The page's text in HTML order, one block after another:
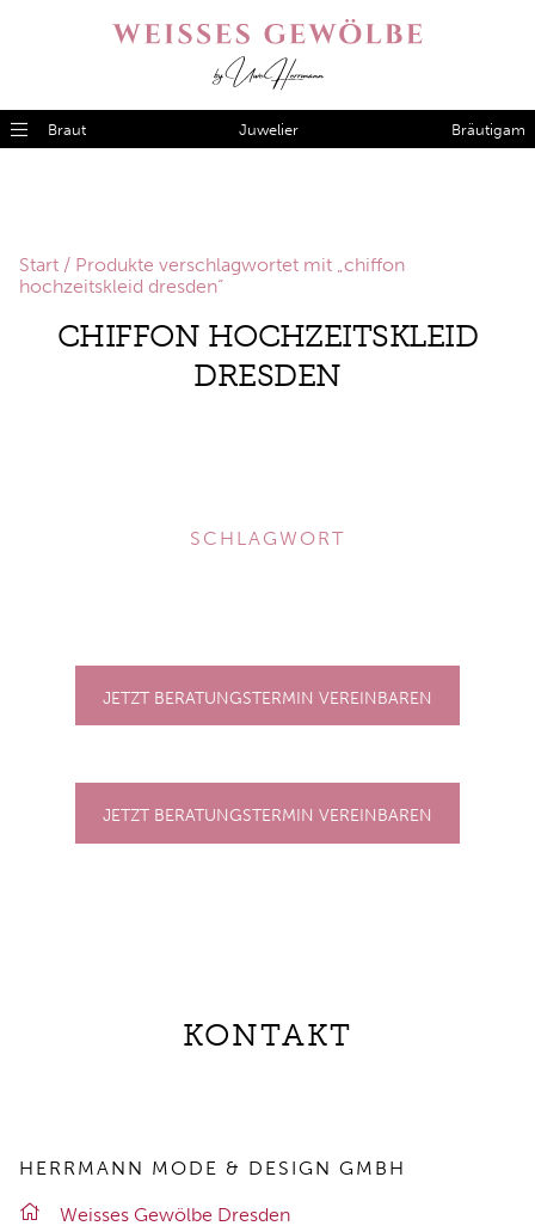
Braut Juwelier Bräutigam
Start / Produkte verschlagwortet mit „chiffon
hochzeitskleid dresden“
CHIFFON HOCHZEITSKLEID
DRESDEN
SCHLAGWORT
JETZT BERATUNGSTERMIN VEREINBAREN
JETZT BERATUNGSTERMIN VEREINBAREN
KONTAKT
HERRMANN MODE & DESIGN GMBH
Weis­ses Ge­wöl­be Dres­den